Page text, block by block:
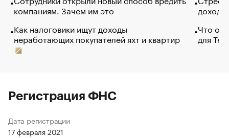
компаниям. Зачем им это
Как налоговики ищут доходы
неработающих покупателей яхт и квартир
Что
для
Регистрация ФНС
Дата регистрации
17 февраля 2021